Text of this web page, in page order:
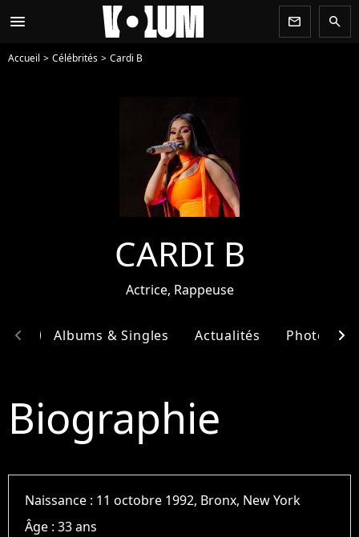
menu newsletter search
Accueil Célébrités Cardi B
CARDI B
Actrice, Rappeuse
Albums & Singles Actualités Photos
chevron_left chevron_right
Biographie
Naissance : 11 octobre 1992, Bronx, New York
Âge :33 ans